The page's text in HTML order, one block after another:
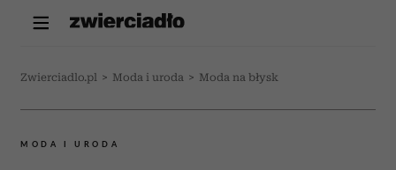
Zwierciadlo.pl > Moda i uroda > Moda na błysk
MODA I URODA